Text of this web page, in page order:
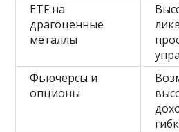
ETF на
драгоценные
металлы
Фьючерсы и
опционы